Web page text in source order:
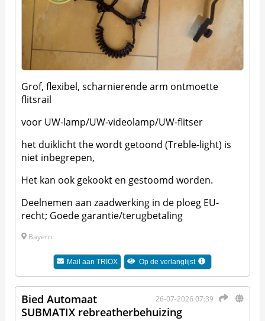
Grof, flexibel, scharnierende arm ontmoette
flitsrail
voor UW-lamp/UW-videolamp/UW-flitser
het duiklicht the wordt getoond (Treble-light) is
niet inbegrepen,
Het kan ook gekookt en gestoomd worden.
Deelnemen aan zaadwerking in de ploeg EU-
recht; Goede garantie/terugbetaling
Bayern
Mail aanTRIOX Op de verlanglijst
26-07-2026 07:39
Bied Automaat
SUBMATIX rebreatherbehuizing